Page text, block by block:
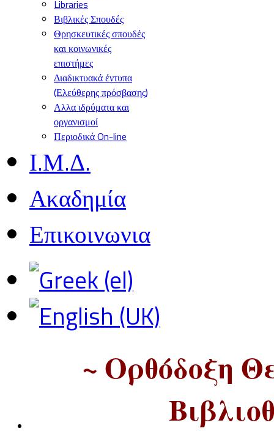
Libraries
Βιβλικές Σπουδές
Θρησκευτικές σπουδές
και κοινωνικές
επιστήμες
Διαδικτυακά έντυπα
(Ελεύθερης πρόσβασης)
Αλλα ιδρύματα και
οργανισμοί
Περιοδικά On-line
Ι.Μ.Δ.
Ακαδημία
Επικοινωνια
~ Ορθόδοξη